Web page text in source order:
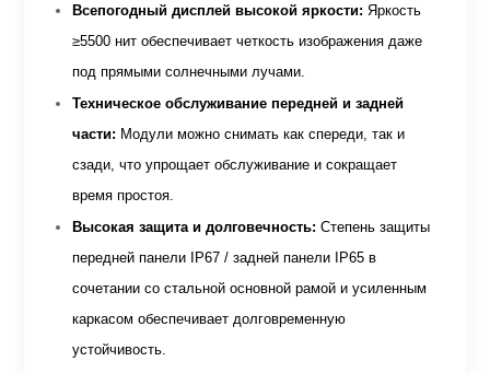
Всепогодный дисплей высокой яркости: Яркость
≥5500 нит обеспечивает четкость изображения даже
под прямыми солнечными лучами.
Техническое обслуживание передней и задней
части: Модули можно снимать как спереди, так и
сзади, что упрощает обслуживание и сокращает
время простоя.
Высокая защита и долговечность: Степень защиты
передней панели IP67 / задней панели IP65 в
сочетании со стальной основной рамой и усиленным
каркасом обеспечивает долговременную
устойчивость.